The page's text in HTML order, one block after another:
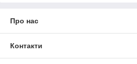
Про нас
Контакти